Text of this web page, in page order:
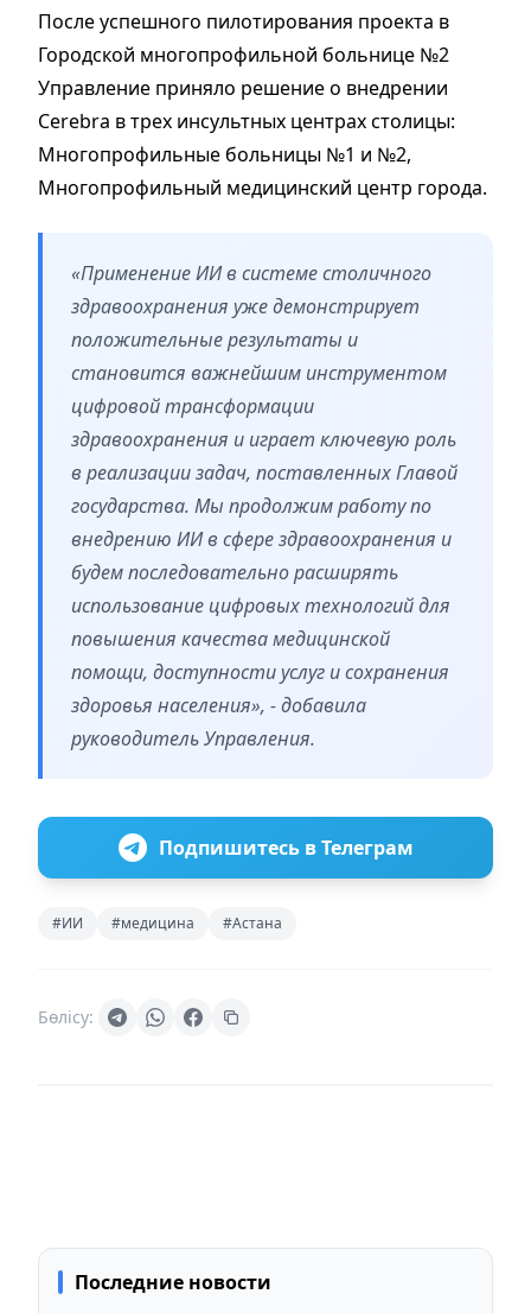
После успешного пилотирования проекта в
Городской многопрофильной больнице №2
Управление приняло решение о внедрении
Cerebra в трех инсультных центрах столицы:
Многопрофильные больницы №1 и №2,
Многопрофильный медицинский центр города.
«Применение ИИ в системе столичного
здравоохранения уже демонстрирует
положительные результаты и
становится важнейшим инструментом
цифровой трансформации
здравоохранения и играет ключевую роль
в реализации задач, поставленных Главой
государства. Мы продолжим работу по
внедрению ИИ в сфере здравоохранения и
будем последовательно расширять
использование цифровых технологий для
повышения качества медицинской
помощи, доступности услуг и сохранения
здоровья населения», - добавила
руководитель Управления.
Подпишитесь в Телеграм
#ИИ #медицина #Астана
Бөлісу:
Последние новости